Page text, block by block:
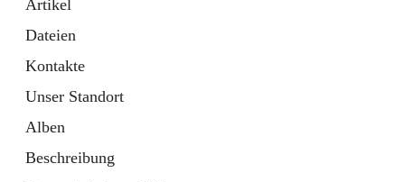
Artikel
Dateien
Kontakte
Unser Standort
Alben
Beschreibung